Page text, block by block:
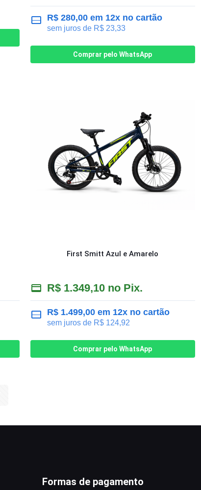
R$280,00em 12x no cartão
sem juros de R$23,33
Comprar pelo WhatsApp
First Smitt Azul e Amarelo
R$1.349,10 no Pix.
R$1.499,00em 12x no cartão
sem juros de R$124,92
Comprar pelo WhatsApp
Formas de pagamento